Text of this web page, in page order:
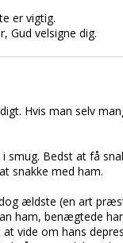
er vigtig.
Gud velsigne dig.
Hvis man selv
Bedst at få
snakke med ham.
ældste (en art
ham, benægtede
vide om hans